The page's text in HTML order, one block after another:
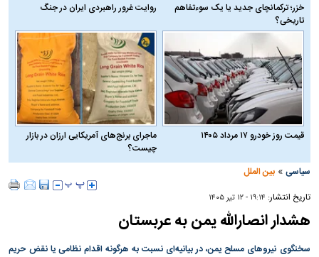
خزر؛ ترکمانچای جدید یا یک سوءتفاهم
تاریخی؟
روایت غرور راهبردی ایران در جنگ
قیمت روز خودرو ۱۷ مرداد ۱۴۰۵
ماجرای برنج‌های آمریکایی ارزان در بازار
چیست؟
سیاسی »بین الملل
تاریخ انتشار: ۱۹:۱۴ - ۱۲ تير ۱۴۰۵
هشدار انصارالله یمن به عربستان
سخنگوی نیروهای مسلح یمن، در بیانیه‌ای نسبت به هرگونه اقدام نظامی یا نقض حریم